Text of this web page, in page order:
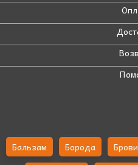
Бальзам Борода Брови